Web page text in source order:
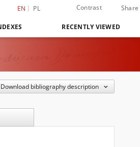
EN PL Contrast Share
RECENTLY VIEWED
Download bibliography description